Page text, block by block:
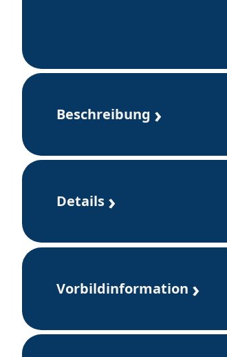
Beschreibung
Details
Vorbildinformation